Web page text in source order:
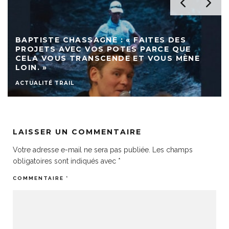
BAPTISTE CHASSAGNE : « FAITES DES
PROJETS AVEC VOS POTES PARCE QUE
CELA VOUS TRANSCENDE ET VOUS MÈNE
LOIN. »
ACTUALITÉ TRAIL
LAISSER UN COMMENTAIRE
Votre adresse e-mail ne sera pas publiée. Les champs
obligatoires sont indiqués avec *
COMMENTAIRE *